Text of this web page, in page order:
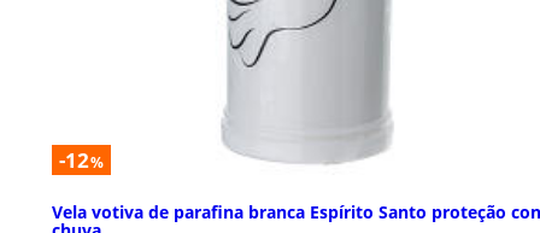
-12%
Vela votiva de parafina branca Espírito Santo proteção